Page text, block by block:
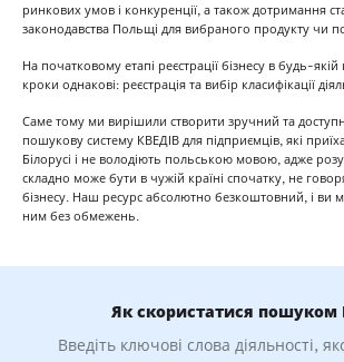
ринкових умов і конкуренції, а також дотримання
законодавства Польщі для вибраного продукту чи
На початковому етапі реєстрації бізнесу в будь-якій
кроки однакові: реєстрація та вибір класифікації
Саме тому ми вирішили створити зручний та
пошукову систему КВЕДІВ для підприємців, які
Білорусі і не володіють польською мовою, адже
складно може бути в чужій країні спочатку, не
бізнесу. Наш ресурс абсолютно безкоштовний, і ви
ним без обмежень.
Як скористатися пошуком
Введіть ключові слова діяльності,